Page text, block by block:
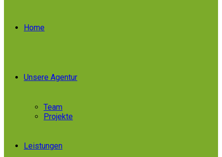
Home
Unsere Agentur
Team
Projekte
Leistungen